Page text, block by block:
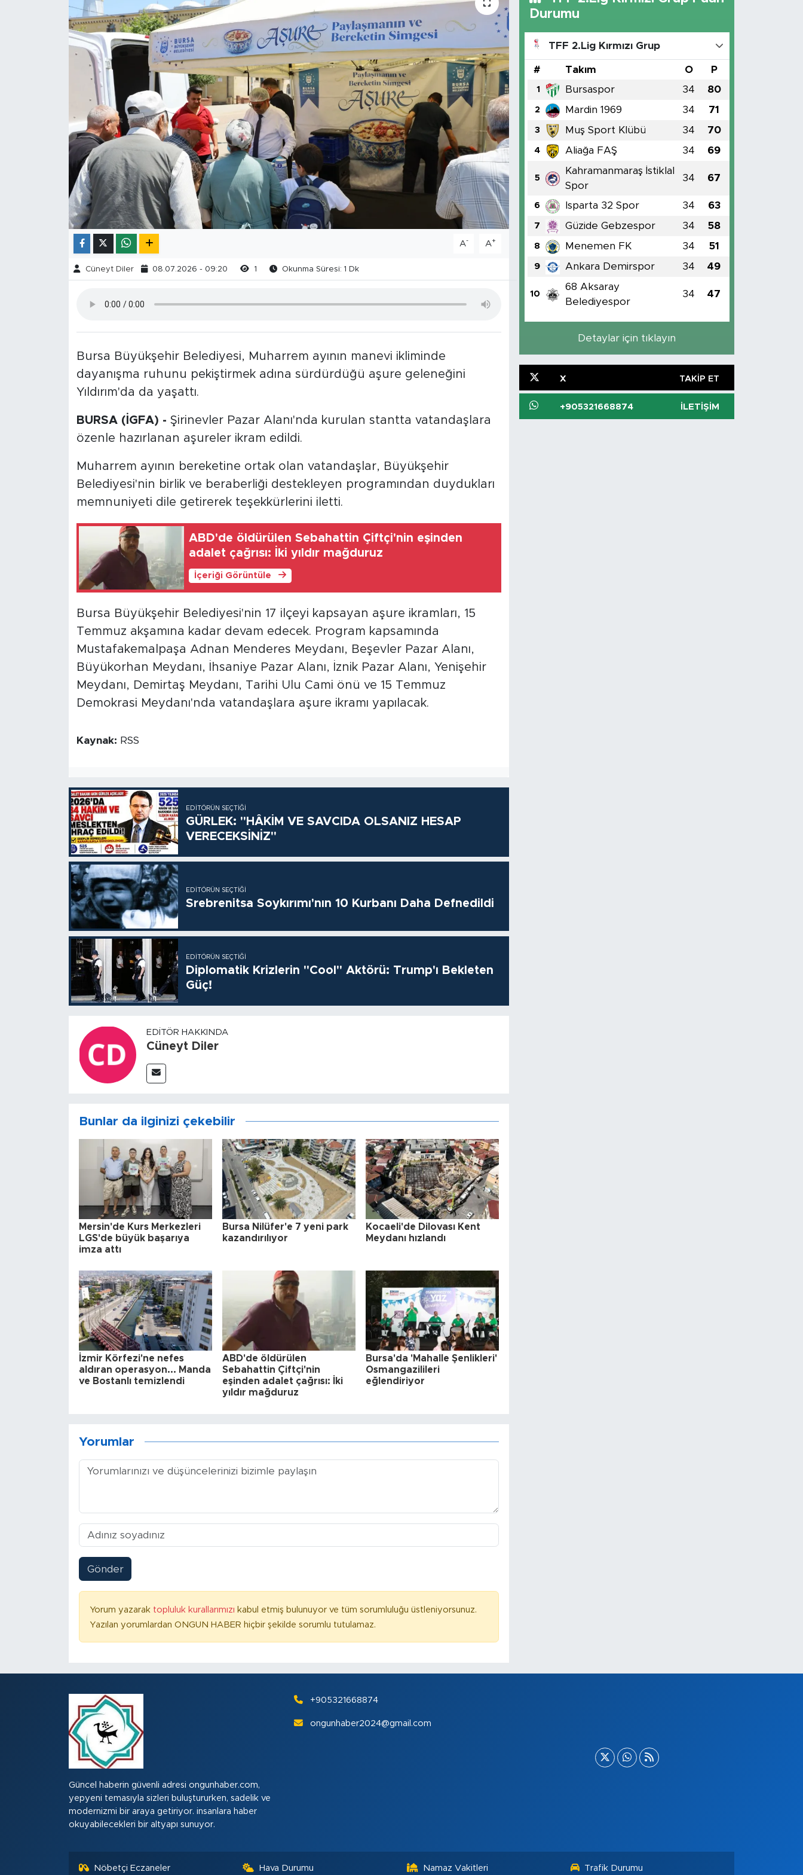
A- A+
Cüneyt Diler 08.07.2026 - 09:20 1 Okunma Süresi: 1 Dk
Bursa Büyükşehir Belediyesi, Muharrem ayının manevi ikliminde
dayanışma ruhunu pekiştirmek adına sürdürdüğü aşure geleneğini
Yıldırım'da da yaşattı.
BURSA (İGFA) - Şirinevler Pazar Alanı'nda kurulan stantta vatandaşlara
özenle hazırlanan aşureler ikram edildi.
Muharrem ayının bereketine ortak olan vatandaşlar, Büyükşehir
Belediyesi'nin birlik ve beraberliği destekleyen programından duydukları
memnuniyeti dile getirerek teşekkürlerini iletti.
ABD'de öldürülen Sebahattin Çiftçi'nin eşinden
adalet çağrısı: İki yıldır mağduruz
İçeriği Görüntüle
Bursa Büyükşehir Belediyesi'nin 17 ilçeyi kapsayan aşure ikramları, 15
Temmuz akşamına kadar devam edecek. Program kapsamında
Mustafakemalpaşa Adnan Menderes Meydanı, Beşevler Pazar Alanı,
Büyükorhan Meydanı, İhsaniye Pazar Alanı, İznik Pazar Alanı, Yenişehir
Meydanı, Demirtaş Meydanı, Tarihi Ulu Cami önü ve 15 Temmuz
Demokrasi Meydanı'nda vatandaşlara aşure ikramı yapılacak.
Kaynak: RSS
EDITÖRÜN SEÇTIĞI
GÜRLEK: "HÂKİM VE SAVCIDA OLSANIZ HESAP
VERECEKSİNİZ"
EDITÖRÜN SEÇTIĞI
Srebrenitsa Soykırımı'nın 10 Kurbanı Daha Defnedildi
EDITÖRÜN SEÇTIĞI
Diplomatik Krizlerin "Cool" Aktörü: Trump'ı Bekleten
Güç!
EDITÖR HAKKINDA
Cüneyt Diler
Bunlar da ilginizi çekebilir
Mersin'de Kurs Merkezleri
LGS'de büyük başarıya
imza attı
Bursa Nilüfer'e 7 yeni park
kazandırılıyor
Kocaeli'de Dilovası Kent
Meydanı hızlandı
İzmir Körfezi'ne nefes
aldıran operasyon... Manda
ve Bostanlı temizlendi
ABD'de öldürülen
Sebahattin Çiftçi'nin
eşinden adalet çağrısı: İki
yıldır mağduruz
Bursa'da 'Mahalle Şenlikleri'
Osmangazilileri
eğlendiriyor
Yorumlar
Gönder
Yorum yazarak topluluk kurallarımızı kabul etmiş bulunuyor ve tüm sorumluluğu üstleniyorsunuz.
Yazılan yorumlardan ONGUN HABER hiçbir şekilde sorumlu tutulamaz.
Durumu
TFF 2.Lig Kırmızı Grup
# Takım O P
1 Bursaspor 34 80
2 Mardin 1969 34 71
3 Muş Sport Klübü 34 70
4 Aliağa FAŞ 34 69
5
Kahramanmaraş İstiklal
Spor
34 67
6 Isparta 32 Spor 34 63
7 Güzide Gebzespor 34 58
8 Menemen FK 34 51
9 Ankara Demirspor 34 49
10
68 Aksaray
Belediyespor
34 47
Detaylar için tıklayın
X TAKIP ET
+905321668874 İLETIŞIM
Güncel haberin güvenli adresi ongunhaber.com,
yepyeni temasıyla sizleri buluştururken, sadelik ve
modernizmi bir araya getiriyor. insanlara haber
okuyabilecekleri bir altyapı sunuyor.
+905321668874
ongunhaber2024@gmail.com
Nöbetçi Eczaneler Hava Durumu Namaz Vakitleri Trafik Durumu